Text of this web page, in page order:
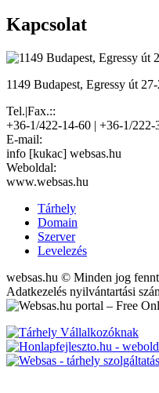
Kapcsolat
1149 Budapest, Egressy út
Tel.|Fax.::
+36-1/422-14-60 | +36-1/222-
E-mail:
info [kukac] websas.hu
Weboldal:
www.websas.hu
Tárhely
Domain
Szerver
Levelezés
websas.hu © Minden jog
Adatkezelés nyilvántartási